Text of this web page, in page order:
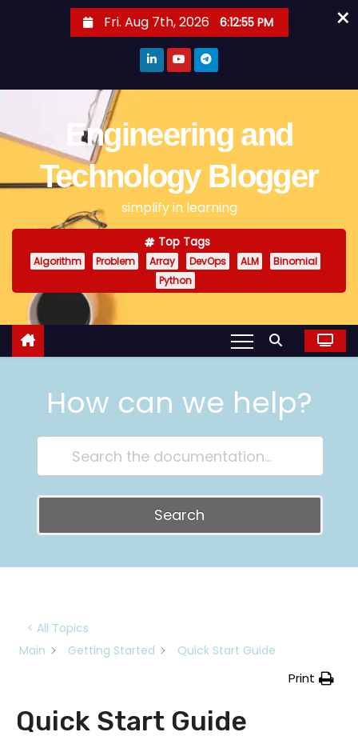
c
n
Fri. Aug 7th, 2026 6:12:56 PM
Engineering and
Technology Blogger
simplify in learning
Top Tags
Algorithm Problem Array DevOps ALM
Binomial
Python
How can we help?
Search
< All Topics
Main
Getting Started Quick Start Guide
Print
Quick Start Guide
×